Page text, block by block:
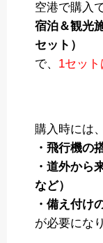
空港で購入
宿泊＆観光
セット）
で、 1セット
購入時には、
・飛行機の
・道外から
など）
・備え付け
が必要にな